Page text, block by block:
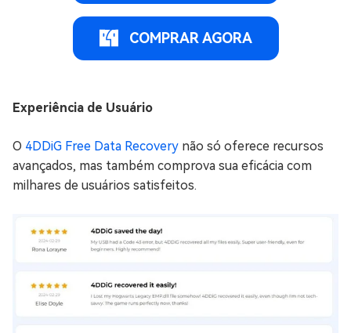
COMPRAR AGORA
Experiência de Usuário
O 4DDiG Free Data Recovery não só oferece recursos
avançados, mas também comprova sua eficácia com
milhares de usuários satisfeitos.